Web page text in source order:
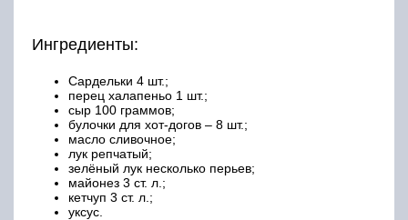
Ингредиенты:
Сардельки 4 шт.;
перец халапеньо 1 шт.;
сыр 100 граммов;
булочки для хот-догов – 8 шт.;
масло сливочное;
лук репчатый;
зелёный лук несколько перьев;
майонез 3 ст. л.;
кетчуп 3 ст. л.;
уксус.